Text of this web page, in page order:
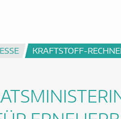
KRAFTSTOFF-